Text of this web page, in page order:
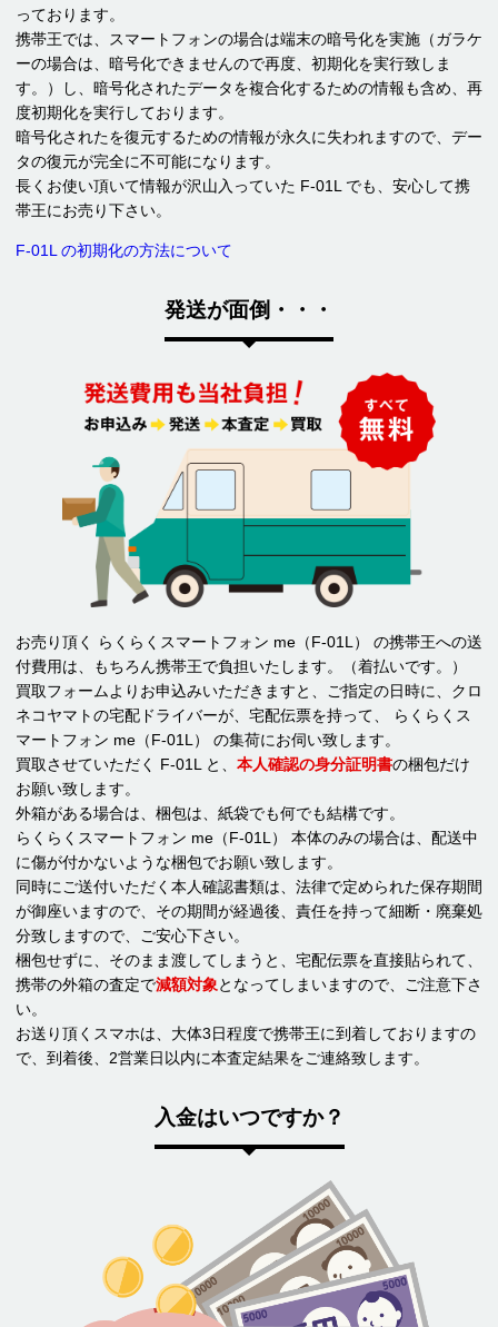
っております。
携帯王では、スマートフォンの場合は端末の暗号化を実施（ガラケ
ーの場合は、暗号化できませんので再度、初期化を実行致しま
す。）し、暗号化されたデータを複合化するための情報も含め、再
度初期化を実行しております。
暗号化されたを復元するための情報が永久に失われますので、デー
タの復元が完全に不可能になります。
長くお使い頂いて情報が沢山入っていた F-01L でも、安心して携
帯王にお売り下さい。
F-01L の初期化の方法について
発送が面倒・・・
お売り頂く らくらくスマートフォン me（F-01L） の携帯王への送
付費用は、もちろん携帯王で負担いたします。（着払いです。）
買取フォームよりお申込みいただきますと、ご指定の日時に、クロ
ネコヤマトの宅配ドライバーが、宅配伝票を持って、 らくらくス
マートフォン me（F-01L） の集荷にお伺い致します。
買取させていただく F-01L と、 本人確認の身分証明書の梱包だけ
お願い致します。
外箱がある場合は、梱包は、紙袋でも何でも結構です。
らくらくスマートフォン me（F-01L） 本体のみの場合は、配送中
に傷が付かないような梱包でお願い致します。
同時にご送付いただく本人確認書類は、法律で定められた保存期間
が御座いますので、その期間が経過後、責任を持って細断・廃棄処
分致しますので、ご安心下さい。
梱包せずに、そのまま渡してしまうと、宅配伝票を直接貼られて、
携帯の外箱の査定で減額対象となってしまいますので、ご注意下さ
い。
お送り頂くスマホは、大体3日程度で携帯王に到着しておりますの
で、到着後、2営業日以内に本査定結果をご連絡致します。
入金はいつですか？